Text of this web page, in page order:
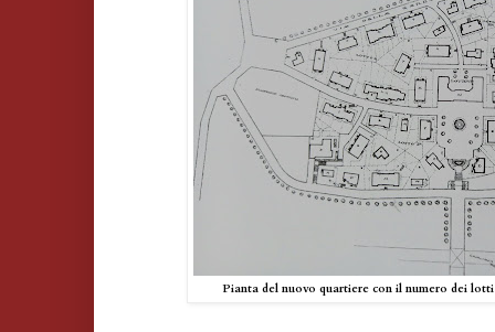
Pianta del nuovo quartiere con il numero dei